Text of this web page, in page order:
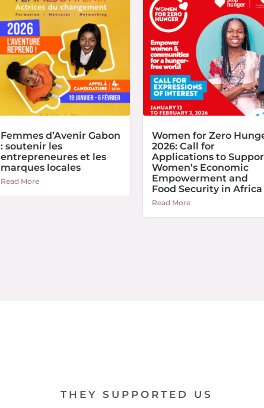
Femmes d’Avenir Gabon
: soutenir les
entrepreneures et les
marques locales
Read More
Women for Zero
2026: Call for
Applications to
Women’s Economic
Empowerment and
Food Security in Africa
Read More
THEY SUPPORTED US